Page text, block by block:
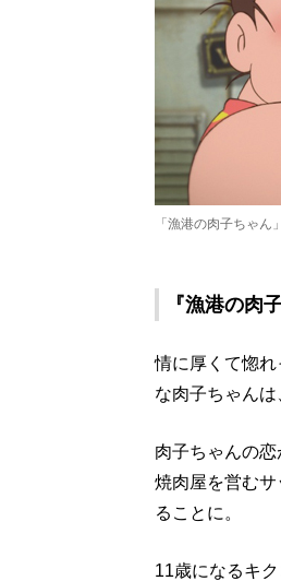
「漁港の肉子ちゃん」
『漁港の肉
情に厚くて惚
な肉子ちゃんは
肉子ちゃんの
焼肉屋を営む
ることに。
11歳になるキ